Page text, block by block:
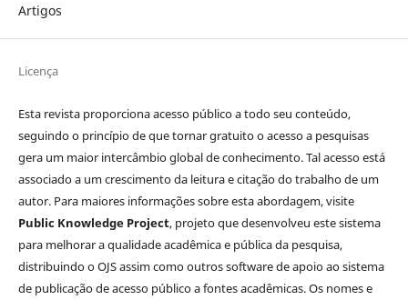
Artigos
Licença
Esta revista proporciona acesso público a todo seu conteúdo,
seguindo o princípio de que tornar gratuito o acesso a pesquisas
gera um maior intercâmbio global de conhecimento. Tal acesso está
associado a um crescimento da leitura e citação do trabalho de um
autor. Para maiores informações sobre esta abordagem, visite
Public Knowledge Project, projeto que desenvolveu este sistema
para melhorar a qualidade acadêmica e pública da pesquisa,
distribuindo o OJS assim como outros software de apoio ao sistema
de publicação de acesso público a fontes acadêmicas. Os nomes e